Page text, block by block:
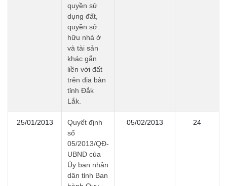
quyền sử
dụng đất,
quyền sở
hữu nhà ở
và tài sản
khác gắn
liền với đất
trên địa bàn
tỉnh Đắk
Lắk.
25/01/2013
Quyết định
số
05/2013/QĐ-
UBND của
Ủy ban nhân
dân tỉnh Ban
05/02/2013 24